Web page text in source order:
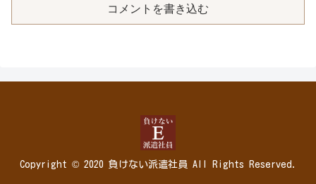
コメントを書き込む
Copyright © 2020 負けない派遣社員 All Rights Reserved.